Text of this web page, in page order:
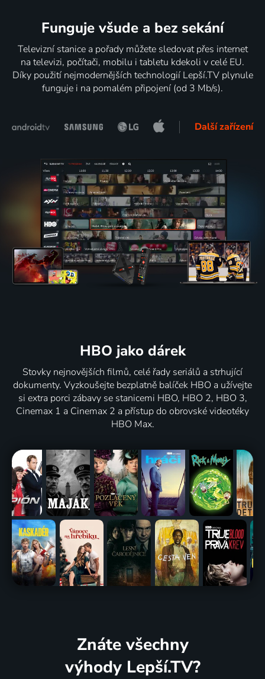
Funguje všude a bez sekání
Televizní stanice a pořady můžete sledovat přes internet
na televizi, počítači, mobilu i tabletu kdekoli v celé EU.
Díky použití nejmodernějších technologií Lepší.TV plynule
funguje i na pomalém připojení (od 3 Mb/s).
Další zařízení
HBO jako dárek
Stovky nejnovějších filmů, celé řady seriálů a strhující
dokumenty. Vyzkoušejte bezplatně balíček HBO a užívejte
si extra porci zábavy se stanicemi HBO, HBO 2, HBO 3,
Cinemax 1 a Cinemax 2 a přístup do obrovské videotéky
HBO Max.
Znáte všechny
výhody Lepší.TV?